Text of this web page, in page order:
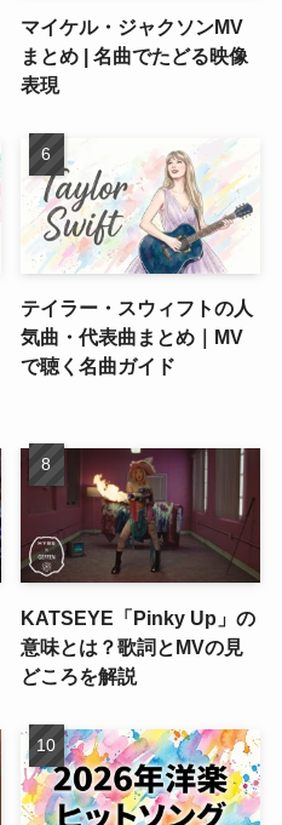
マイケル・ジャクソンMV
まとめ | 名曲でたどる映像
表現
テイラー・スウィフトの人
気曲・代表曲まとめ｜MV
で聴く名曲ガイド
KATSEYE「Pinky Up」の
意味とは？歌詞とMVの見
どころを解説